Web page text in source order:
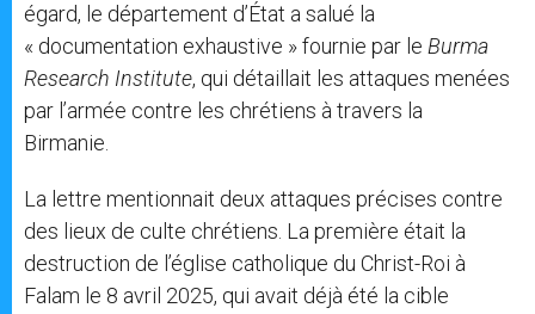
égard, le département d’État a salué la
« documentation exhaustive » fournie par le Burma
Research Institute, qui détaillait les attaques menées
par l’armée contre les chrétiens à travers la
Birmanie.
La lettre mentionnait deux attaques précises contre
des lieux de culte chrétiens. La première était la
destruction de l’église catholique du Christ-Roi à
Falam le 8 avril 2025, qui avait déjà été la cible